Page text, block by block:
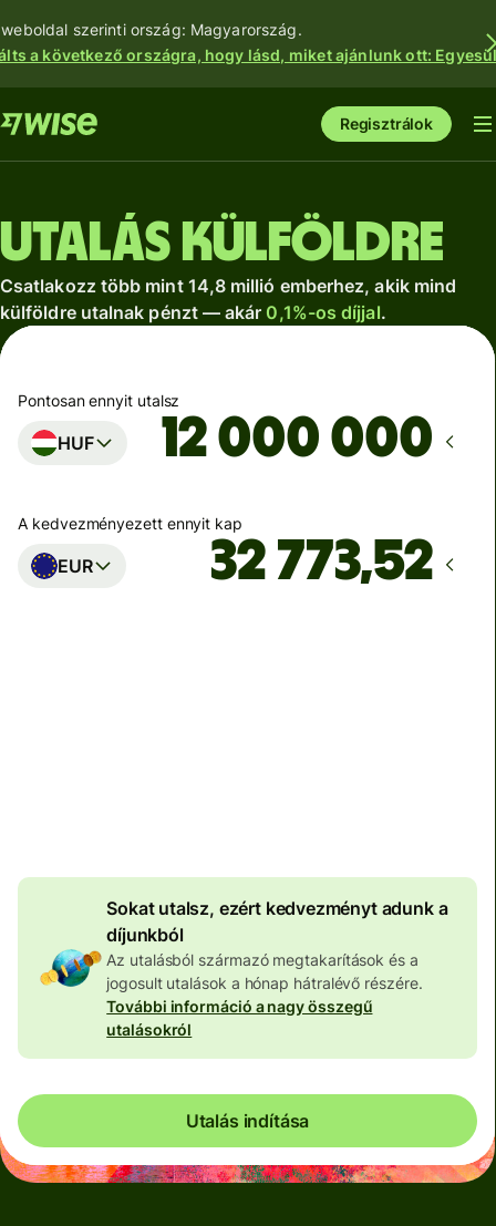
szerinti ország: Magyarország.
a következő országra, hogy lásd, miket ajánlunk ott:
Regisztrálok
Utalás külföldre
Csatlakozz több mint 14,8 millió emberhez, akik mind
külföldre utalnak pénzt — akár 0,1%-os díjjal.
Pontosan ennyit utalsz
HUF
A kedvezményezett ennyit kap
EUR
Sokat utalsz, ezért kedvezményt adunk a
díjunkból
Az utalásból származó megtakarítások és a
jogosult utalások a hónap hátralévő részére.
További információ a nagy összegű
utalásokról
Utalás indítása